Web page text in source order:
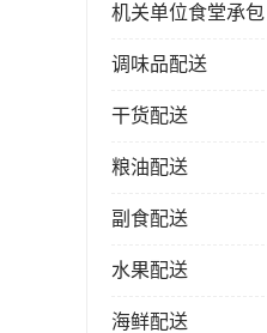
机关单位食堂承包
调味品配送
干货配送
粮油配送
副食配送
水果配送
海鲜配送